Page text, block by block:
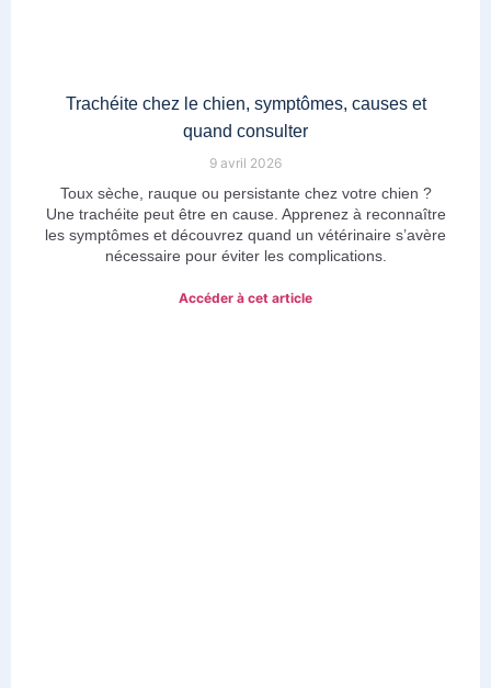
Trachéite chez le chien, symptômes, causes et
quand consulter
9 avril 2026
Toux sèche, rauque ou persistante chez votre chien ?
Une trachéite peut être en cause. Apprenez à reconnaître
les symptômes et découvrez quand un vétérinaire s’avère
nécessaire pour éviter les complications.
Accéder à cet article